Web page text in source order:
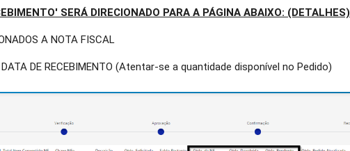
SERÁ DIRECIONADO PARA A PÁGINA ABAIXO: (DETALHES)
A NOTA FISCAL
DATA DE RECEBIMENTO (Atentar-se a quantidade disponível no Pedido)